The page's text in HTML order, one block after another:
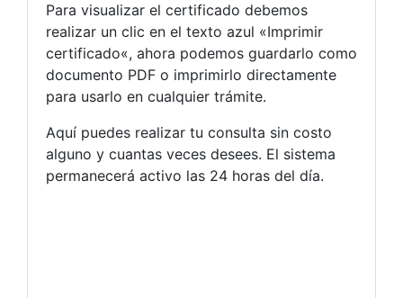
Para visualizar el certificado debemos
realizar un clic en el texto azul «Imprimir
certificado«, ahora podemos guardarlo como
documento PDF o imprimirlo directamente
para usarlo en cualquier trámite.
Aquí puedes realizar tu consulta sin costo
alguno y cuantas veces desees. El sistema
permanecerá activo las 24 horas del día.